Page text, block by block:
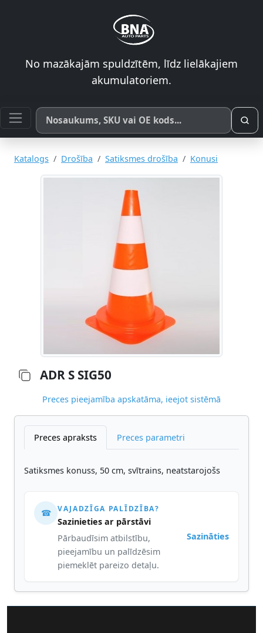
No mazākajām spuldzītēm, līdz lielākajiem
akumulatoriem.
Meklēt pēc produkta nosaukuma, SKU vai OE koda
Katalogs Drošība Satiksmes drošība Konusi
ADR S SIG50
Preces pieejamība apskatāma, ieejot sistēmā
Preces apraksts Preces parametri
Satiksmes konuss, 50 cm, svītrains, neatstarojošs
☎ VAJADZĪGA PALĪDZĪBA?
Sazinieties ar pārstāvi
Pārbaudīsim atbilstību,
pieejamību un palīdzēsim
piemeklēt pareizo detaļu.
Sazināties